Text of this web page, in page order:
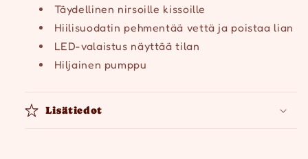
Täydellinen nirsoille kissoille
Hiilisuodatin pehmentää vettä ja poistaa lian
LED-valaistus näyttää tilan
Hiljainen pumppu
Lisätiedot